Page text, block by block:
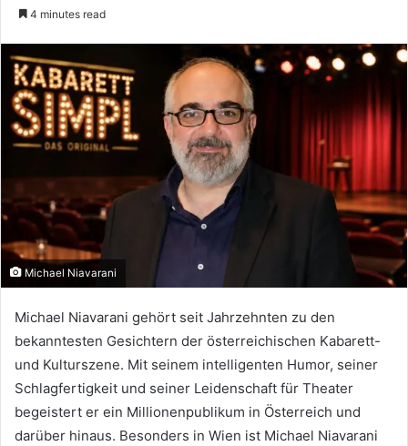
4 minutes read
Michael Niavarani
Michael Niavarani gehört seit Jahrzehnten zu den
bekanntesten Gesichtern der österreichischen Kabarett-
und Kulturszene. Mit seinem intelligenten Humor, seiner
Schlagfertigkeit und seiner Leidenschaft für Theater
begeistert er ein Millionenpublikum in Österreich und
darüber hinaus. Besonders in Wien ist Michael Niavarani